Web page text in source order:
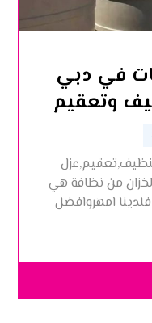
في دبي
من نظافة هي
امهروافضل